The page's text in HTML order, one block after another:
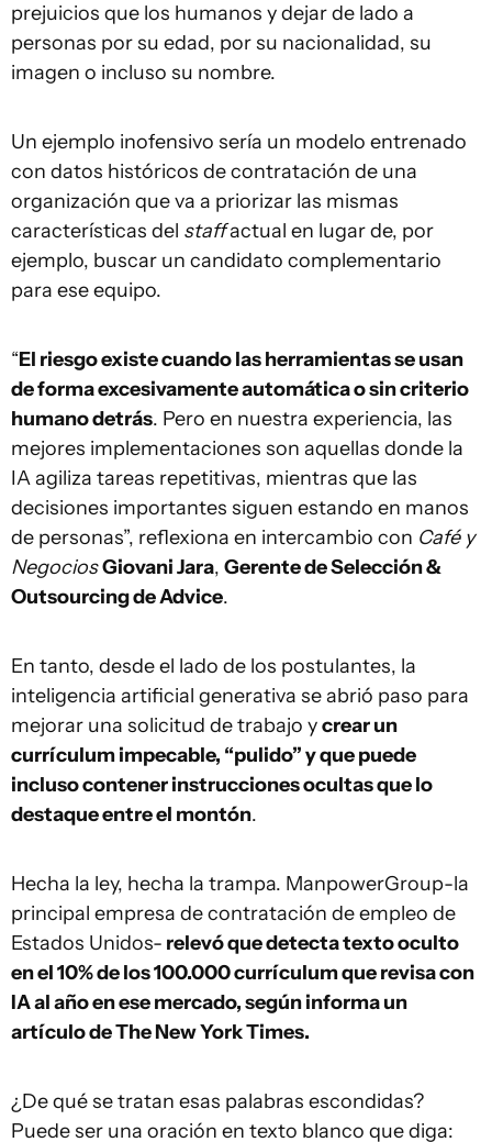
prejuicios que los humanos y dejar de lado a
personas por su edad, por su nacionalidad, su
imagen o incluso su nombre.
Un ejemplo inofensivo sería un modelo entrenado
con datos históricos de contratación de una
organización que va a priorizar las mismas
características del staffactual en lugar de, por
ejemplo, buscar un candidato complementario
para ese equipo.
“El riesgo existe cuando las herramientas se usan
de forma excesivamente automática o sin criterio
humano detrás. Pero en nuestra experiencia, las
mejores implementaciones son aquellas donde la
IA agiliza tareas repetitivas, mientras que las
decisiones importantes siguen estando en manos
de personas”, reflexiona en intercambio con Café y
NegociosGiovani Jara, Gerente de Selección &
Outsourcing de Advice.
En tanto, desde el lado de los postulantes, la
inteligencia artificial generativa se abrió paso para
mejorar una solicitud de trabajo ycrear un
currículum impecable, “pulido” y que puede
incluso contener instrucciones ocultas que lo
destaque entre el montón.
Hecha la ley, hecha la trampa. ManpowerGroup-la
principal empresa de contratación de empleo de
Estados Unidos- relevó que detecta texto oculto
en el 10% de los 100.000 currículum que revisa con
IA al año en ese mercado, según informa un
artículo de The New York Times.
¿De qué se tratan esas palabras escondidas?
Puede ser una oración en texto blanco que diga: